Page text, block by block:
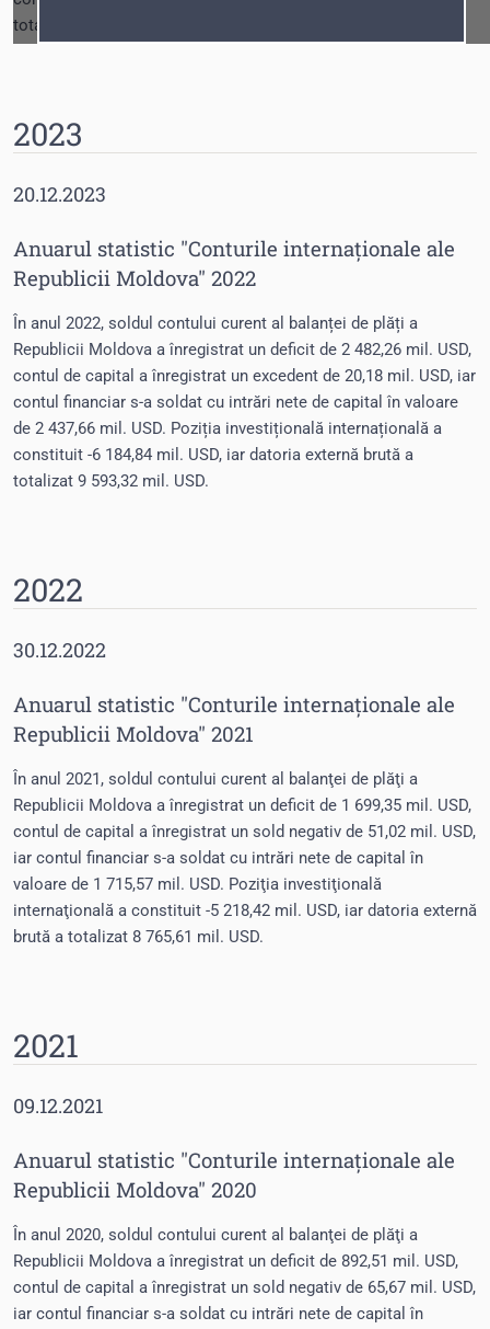
totalizat 10 118,84 mil. USD.
2023
20.12.2023
Anuarul statistic "Conturile internaționale ale
Republicii Moldova" 2022
În anul 2022, soldul contului curent al balanței de plăți a
Republicii Moldova a înregistrat un deficit de 2 482,26 mil. USD,
contul de capital a înregistrat un excedent de 20,18 mil. USD, iar
contul financiar s-a soldat cu intrări nete de capital în valoare
de 2 437,66 mil. USD. Poziția investițională internațională a
constituit -6 184,84 mil. USD, iar datoria externă brută a
totalizat 9 593,32 mil. USD.
2022
30.12.2022
Anuarul statistic "Conturile internaționale ale
Republicii Moldova" 2021
În anul 2021, soldul contului curent al balanţei de plăţi a
Republicii Moldova a înregistrat un deficit de 1 699,35 mil. USD,
contul de capital a înregistrat un sold negativ de 51,02 mil. USD,
iar contul financiar s-a soldat cu intrări nete de capital în
valoare de 1 715,57 mil. USD. Poziţia investiţională
internaţională a constituit -5 218,42 mil. USD, iar datoria externă
brută a totalizat 8 765,61 mil. USD.
2021
09.12.2021
Anuarul statistic "Conturile internaționale ale
Republicii Moldova" 2020
În anul 2020, soldul contului curent al balanţei de plăţi a
Republicii Moldova a înregistrat un deficit de 892,51 mil. USD,
contul de capital a înregistrat un sold negativ de 65,67 mil. USD,
iar contul financiar s-a soldat cu intrări nete de capital în